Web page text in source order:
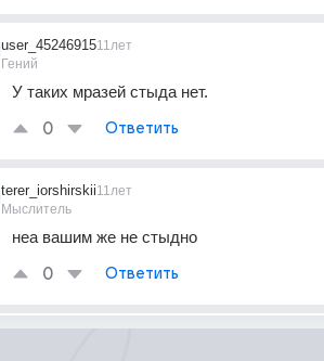
user_45246915
Гений
11лет
У таких мразей стыда нет.
0 Ответить
terer_iorshirskii
Мыслитель
11лет
неа вашим же не стыдно
0 Ответить